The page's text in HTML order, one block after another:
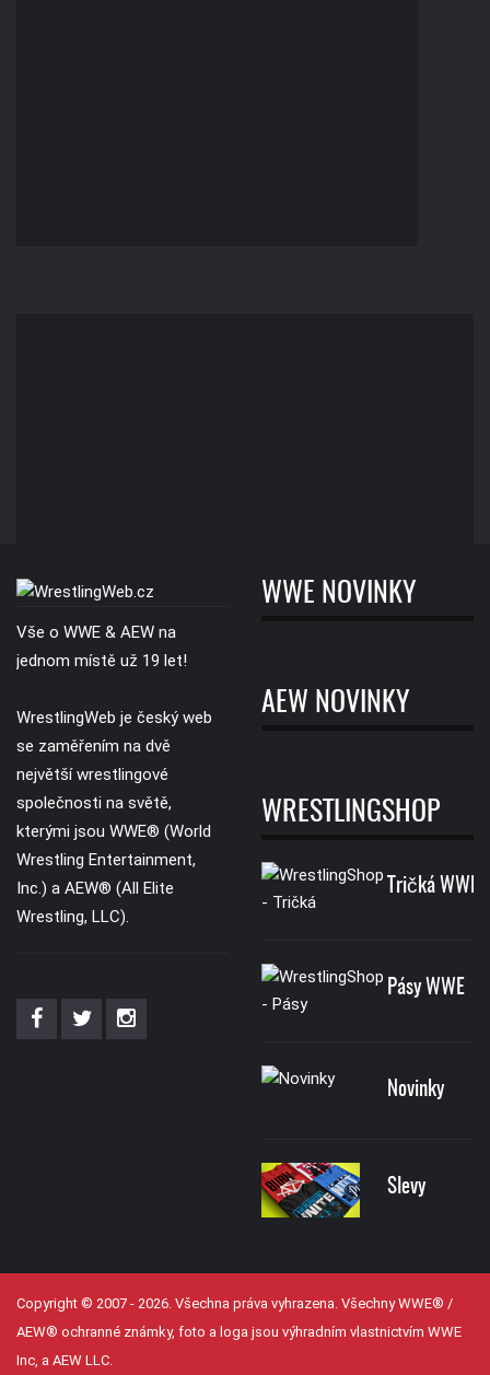
Vše o WWE & AEW na
jednom místě už 19 let!
WrestlingWeb je český web
se zaměřením na dvě
největší wrestlingové
společnosti na světě,
kterými jsou WWE® (World
Wrestling Entertainment,
Inc.) a AEW® (All Elite
Wrestling, LLC).
WWE NOVINKY
AEW NOVINKY
WRESTLINGSHOP
Tričká WWE
Pásy WWE
Novinky
Slevy
Copyright © 2007 - 2026. Všechna práva vyhrazena. Všechny WWE® /
AEW® ochranné známky, foto a loga jsou výhradním vlastnictvím WWE
Inc, a AEW LLC.